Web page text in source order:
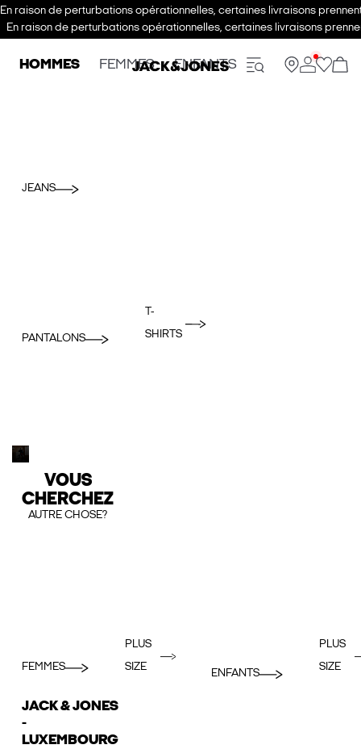
En raison de perturbations opérationnelles, certaines livraisons
En raison de perturbations opérationnelles, certaines livraisons
HOMMES FEMMES ENFANTS
JEANS
PANTALONS
T-
SHIRTS
VOUS
CHERCHEZ
AUTRE CHOSE?
FEMMES
PLUS
SIZE
ENFANTS
PLUS
SIZE
JACK & JONES
-
LUXEMBOURG